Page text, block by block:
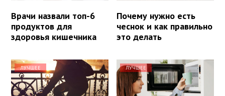
Врачи назвали топ-6
продуктов для
здоровья кишечника
Почему нужно есть
чеснок и как правильно
это делать
ЛУЧШЕЕ ЛУЧШЕЕ